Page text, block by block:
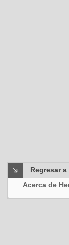
Regresar
Acerca de